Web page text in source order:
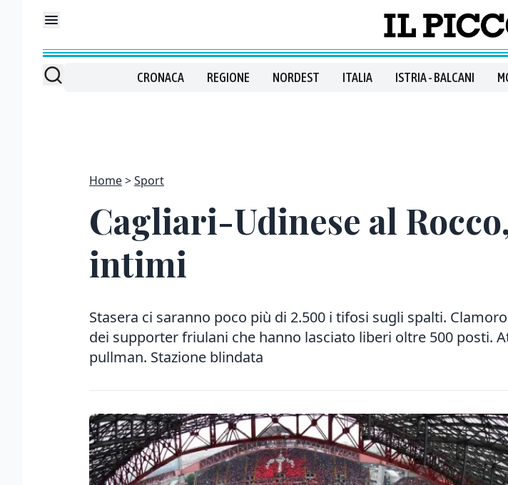
CRONACA REGIONE NORDEST ITALIA ISTRIA - BALCANI
Home Sport
Cagliari-Udinese al
intimi
Stasera ci saranno poco più di 2.500 i tifosi sugli spalti.
dei supporter friulani che hanno lasciato liberi oltre 500 posti.
pullman. Stazione blindata